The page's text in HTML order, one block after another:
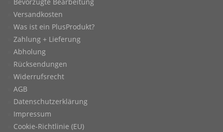
Bevorzugte Bearbeitung
Versandkosten
Was ist ein PlusProdukt?
Zahlung + Lieferung
Abholung
Rücksendungen
Widerrufsrecht
AGB
Datenschutzerklärung
Impressum
Cookie-Richtlinie (EU)